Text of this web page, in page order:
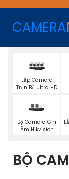
CAMERA
Lắp Camera
Trọn Bộ Ultra HD
Bộ Camera Ghi
Âm Hikvision
BỘ